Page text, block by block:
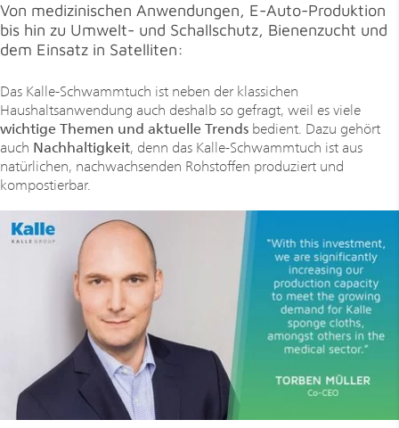
Von medizinischen Anwendungen, E-Auto-Produktion
bis hin zu Umwelt- und Schallschutz, Bienenzucht und
dem Einsatz in Satelliten:
Das Kalle-Schwammtuch ist neben der klassichen
Haushaltsanwendung auch deshalb so gefragt, weil es viele
wichtige Themen und aktuelle Trends bedient. Dazu gehört
auch Nachhaltigkeit, denn das Kalle-Schwammtuch ist aus
natürlichen, nachwachsenden Rohstoffen produziert und
kompostierbar.